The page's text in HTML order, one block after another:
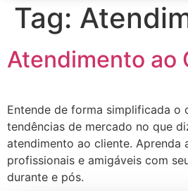
Tag:
Atendimento ao
Entende de forma simplificada o
tendências de mercado no que
atendimento ao cliente. Aprenda
profissionais e amigáveis com
durante e pós.